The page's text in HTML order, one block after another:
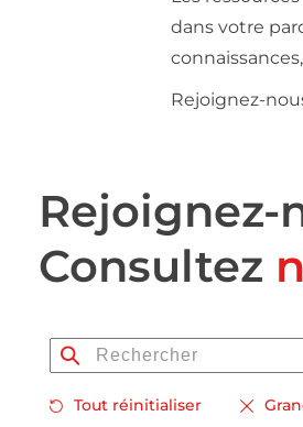
dans votre
Rejoignez-
Rejoignez-
Consultez
Tout réinitialiser